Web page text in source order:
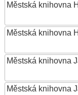
Městská knihovna
Městská knihovna
Městská knihovna
Městská knihovna